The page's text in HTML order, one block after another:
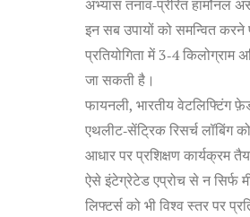
अभ्यास तनाव‑प्रेरित
इन सब उपायों को समन्वित करने
प्रतियोगिता में 3‑4 किलोग्राम
जा सकती है।
फायनली, भारतीय वेटलिफ्टिंग
एथलीट‑सेंट्रिक रिसर्च लॉबिंग
आधार पर प्रशिक्षण कार्यक्रम
ऐसे इंटेग्रेटेड एप्रोच से न सिर्फ
लिफ्टर्स को भी विश्व स्तर पर